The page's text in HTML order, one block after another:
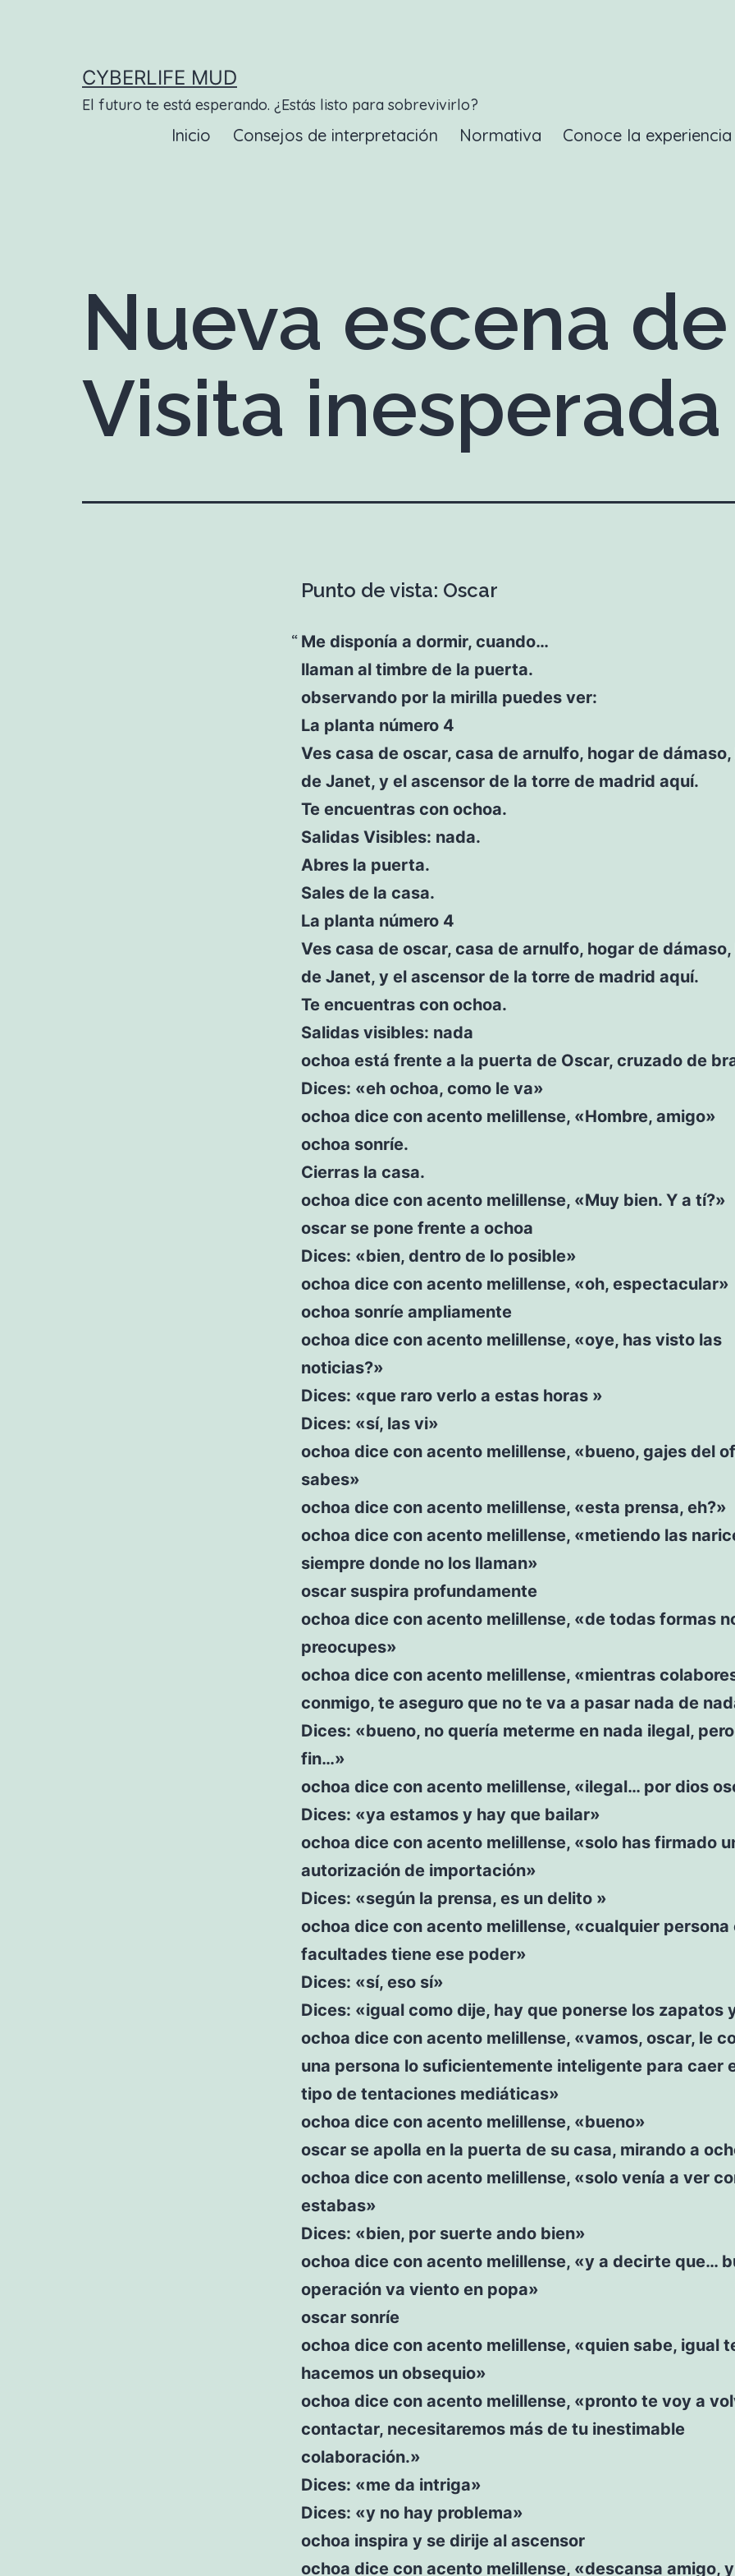
CYBERLIFE MUD
El futuro te está esperando. ¿Estás listo para sobrevivirlo?
Inicio Consejos de interpretación Normativa Conoce la
Nueva escena
Visita inesperada
Punto de vista: Oscar
Me disponía a dormir, cuando…
llaman al timbre de la puerta.
observando por la mirilla puedes ver:
La planta número 4
Ves casa de oscar, casa de arnulfo, hogar de dámaso,
de Janet, y el ascensor de la torre de madrid aquí.
Te encuentras con ochoa.
Salidas Visibles: nada.
Abres la puerta.
Sales de la casa.
La planta número 4
Ves casa de oscar, casa de arnulfo, hogar de dámaso,
de Janet, y el ascensor de la torre de madrid aquí.
Te encuentras con ochoa.
Salidas visibles: nada
ochoa está frente a la puerta de Oscar, cruzado de
Dices: «eh ochoa, como le va»
ochoa dice con acento melillense, «Hombre, amigo»
ochoa sonríe.
Cierras la casa.
ochoa dice con acento melillense, «Muy bien. Y a tí?»
oscar se pone frente a ochoa
Dices: «bien, dentro de lo posible»
ochoa dice con acento melillense, «oh, espectacular»
ochoa sonríe ampliamente
ochoa dice con acento melillense, «oye, has visto las
noticias?»
Dices: «que raro verlo a estas horas »
Dices: «sí, las vi»
ochoa dice con acento melillense, «bueno, gajes del
sabes»
ochoa dice con acento melillense, «esta prensa, eh?»
ochoa dice con acento melillense, «metiendo las
siempre donde no los llaman»
oscar suspira profundamente
ochoa dice con acento melillense, «de todas formas
preocupes»
ochoa dice con acento melillense, «mientras
conmigo, te aseguro que no te va a pasar nada de
Dices: «bueno, no quería meterme en nada ilegal,
fin…»
ochoa dice con acento melillense, «ilegal… por dios
Dices: «ya estamos y hay que bailar»
ochoa dice con acento melillense, «solo has firmado
autorización de importación»
Dices: «según la prensa, es un delito »
ochoa dice con acento melillense, «cualquier persona
facultades tiene ese poder»
Dices: «sí, eso sí»
Dices: «igual como dije, hay que ponerse los zapatos
ochoa dice con acento melillense, «vamos, oscar, le
una persona lo suficientemente inteligente para caer
tipo de tentaciones mediáticas»
ochoa dice con acento melillense, «bueno»
oscar se apolla en la puerta de su casa, mirando a
ochoa dice con acento melillense, «solo venía a ver
estabas»
Dices: «bien, por suerte ando bien»
ochoa dice con acento melillense, «y a decirte que…
operación va viento en popa»
oscar sonríe
ochoa dice con acento melillense, «quien sabe, igual
hacemos un obsequio»
ochoa dice con acento melillense, «pronto te voy a
contactar, necesitaremos más de tu inestimable
colaboración.»
Dices: «me da intriga»
Dices: «y no hay problema»
ochoa inspira y se dirije al ascensor
ochoa dice con acento melillense, «descansa amigo,